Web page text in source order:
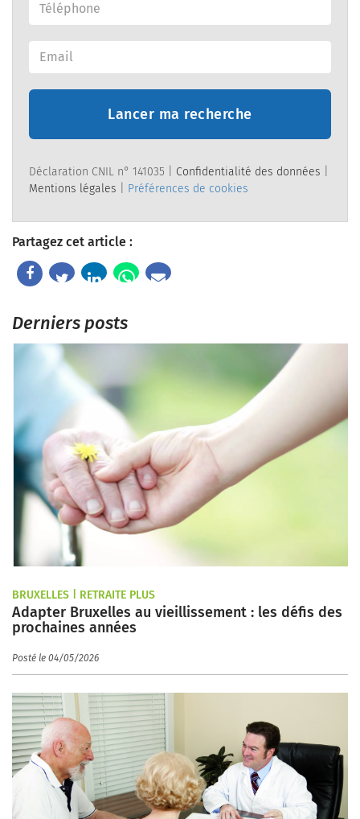
Lancer ma recherche
Déclaration CNIL n° 141035 | Confidentialité des données
Mentions légales
Préférences de cookies
Partagez cet article :
Derniers posts
BRUXELLES | RETRAITE PLUS
Adapter Bruxelles au vieillissement : les défis des
prochaines années
Posté le 04/05/2026